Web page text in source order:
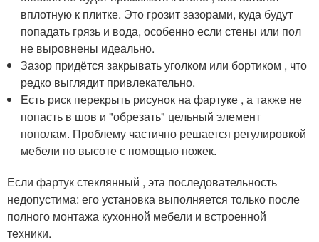
вплотную к плитке. Это грозит зазорами, куда будут
попадать грязь и вода, особенно если стены или пол
не выровнены идеально.
Зазор придётся закрывать уголком или бортиком , что
редко выглядит привлекательно.
Есть риск перекрыть рисунок на фартуке , а также не
попасть в шов и "обрезать" цельный элемент
пополам. Проблему частично решается регулировкой
мебели по высоте с помощью ножек.
Если фартук стеклянный , эта последовательность
недопустима: его установка выполняется только после
полного монтажа кухонной мебели и встроенной
техники.